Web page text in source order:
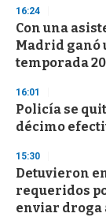
16:24
Con una
Madrid ganó
temporada
16:01
Policía se
décimo
15:30
Detuvieron
requeridos
enviar droga